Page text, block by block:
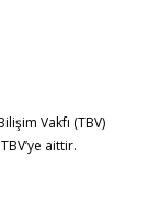
Vakfı (TBV)
TBV’ye aittir.